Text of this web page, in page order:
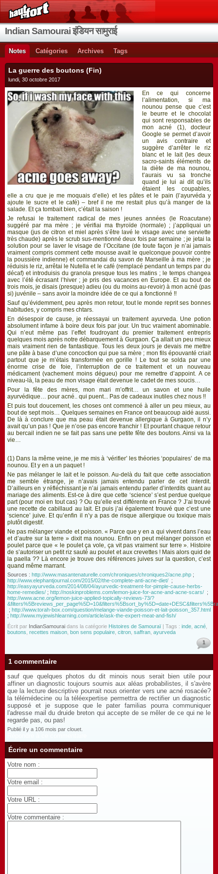
Indian Samourai इंडियन सामुराई
Notes Catégories Archives Tags
La guerre des boutons (Fin)
lundi, 30 octobre 2017
En ce qui concerne
l’alimentation, si ma
nounou pense que c’est
le beurre et le chocolat
qui sont responsables de
mon acné (1), docteur
Google se permet d’avoir
un avis contraire et
suggère d’arrêter le riz
blanc et le lait (les deux
sacro-saints éléments de
la diète de ma nounou,
t’aurais vu sa tronche
quand je lui ai dit qu’ils
étaient les coupables,
elle a cru que je me moquais d’elle) et les pâtes et le pain (l’ayurvéda y
ajoute le sucre et le café) – bref il ne me restait plus qu’à manger de la
salade. Et ça tombait bien, c’était la saison !
Je refusai le traitement radical de mes jeunes années (le Roacutane)
suggéré par ma mère ; je vérifiai ma thyroïde (normale) ; j’appliquai un
masque (jus de citron et miel après s’être lavé le visage avec une serviette
très chaude) après le scrub sus-mentionné deux fois par semaine ; je jetai la
solution pour se laver le visage de l’Occitane (de toute façon je n’ai jamais
vraiment compris comment cette mousse avait le quelconque pouvoir contre
la poussière indienne) et commandai du savon de Marseille à ma mère ; je
réduisis le riz, arrêtai le Nutella et le café (remplacé pendant un temps par du
décaf) et introduisis du granola presque tous les matins ; le temps changea
avec l’été écrasant l’hiver ; je pris des vacances en Europe. Et au bout de
trois mois, je disais (presque) adieu (ou du moins au-revoir) à mon acné (pas
si) juvénile – sans avoir la moindre idée de ce qui a fonctionné !!
Sauf qu’évidemment, peu après mon retour, tout le monde reprit ses bonnes
habitudes, y compris mes chtars.
En désespoir de cause, je réessayai un traitement ayurveda. Une potion
absolument infame à boire deux fois par jour. Un truc vraiment abominable.
Qui n’eut même pas l’effet foudroyant du premier traitement entrepris
quelques mois après notre débarquement à Gurgaon. Ça allait un peu mieux
mais vraiment rien de fantastique. Tous les deux jours je devais me mettre
une pâte à base d’une concoction qui pue sa mère ; mon fils épouvanté criait
partout que je m’étais transformée en gorille ! Le tout se solda par une
énorme crise de foie, l’interruption de ce traitement et un nouveau
médicament (vachement moins dégueu) pour me remettre d’appoint. A ce
niveau-là, la peau de mon visage était devenue le cadet de mes soucis…
Pour la fête des mères, mon mari m’offrit… un savon et une huile
ayurvédique… pour acné.. qui puent... Pas de cadeaux inutiles chez nous !!
Et puis tout doucement, les choses ont commencé à aller un peu mieux, au
bout de sept mois… Quelques semaines en France ont beaucoup aidé aussi.
De là à conclure que ma peau était devenue allergique à Gurgaon, il n’y
avait qu’un pas ! Que je n’ose pas encore franchir ! Et pourtant chaque retour
au bercail indien ne se fait pas sans une petite fête des boutons. Ainsi va la
vie…
(1) Dans la même veine, je me mis à ‘vérifier’ les théories ‘populaires’ de ma
nounou. Et y en a un paquet !
Ne pas mélanger le lait et le poisson. Au-delà du fait que cette association
me semble étrange, je n’avais jamais entendu parler de cet interdit.
D’ailleurs en y réfléchissant je n’ai jamais entendu parler d’interdits quant au
mariage des aliments. Est-ce à dire que cette ‘science’ s’est perdue quelque
part (pour moi en tout cas) ? Ou qu’elle est différente en France ? J’ai trouvé
une recette de cabillaud au lait. Et puis j’ai également trouvé que c’est une
‘science’ juive. Et qu’enfin il n’y a pas de risque allergique ou toxique mais
plutôt digestif.
Ne pas mélanger viande et poisson. « Parce que y en a qui vivent dans l’eau
et d’autre sur la terre » dixit ma nounou. Enfin on peut mélanger poisson et
poulet parce que « le poulet ça vole, ça vit pas vraiment sur terre ». Histoire
de s’autoriser un petit riz sauté au poulet et aux crevettes ! Mais alors quid de
la paella ?? Là encore je trouve des références juives sur la question, c’est
quand même marrant.
Sources : http://www.masantenaturelle.com/chroniques/chroniques2/acne.php ;
http://www.elephantjournal.com/2015/02/the-complete-anti-acne-diet/ ;
http://easyayurveda.com/2014/08/04/ayurvedic-treatment-for-pimple-cause-herbs-
home-remedies/ ; http://noskinproblems.com/lemon-juice-for-acne-and-acne-scars/ ;
http://www.acne.org/lemon-juice-applied-topically-reviews-73/?
; http://www.torah-box.com/question/melange-viande-poisson-et-lait-poisson_357.html
; http://www.myjewishlearning.com/article/ask-the-expert-meat-and-fish/
Écrit par IndianSamourai dans la catégorie Histoires de Samouraï | Tags : inde acné
boutons recettes maison bon sens populaire citron saffran ayurveda
1
1 commentaire
sauf que quelques photos du dit minois nous serait bien utile pour
affiner un diagnostic toujours soumis aux aléas probabilistes, il s'avère
que la lecture descriptive pourrait nous orienter vers une acné rosacée?
la télémédecine ou la téléexpertise permettra de rectifier un diagnostic
supposé et je suppose que le pater familias pourra communiquer
l'adresse mail du druide breton qui accepte de se mêler de ce qui ne le
regarde pas, ou pas!
Publié il y a 106 mois par clouet.
Écrire un commentaire
Votre nom :
Votre email :
Votre URL :
Votre commentaire :